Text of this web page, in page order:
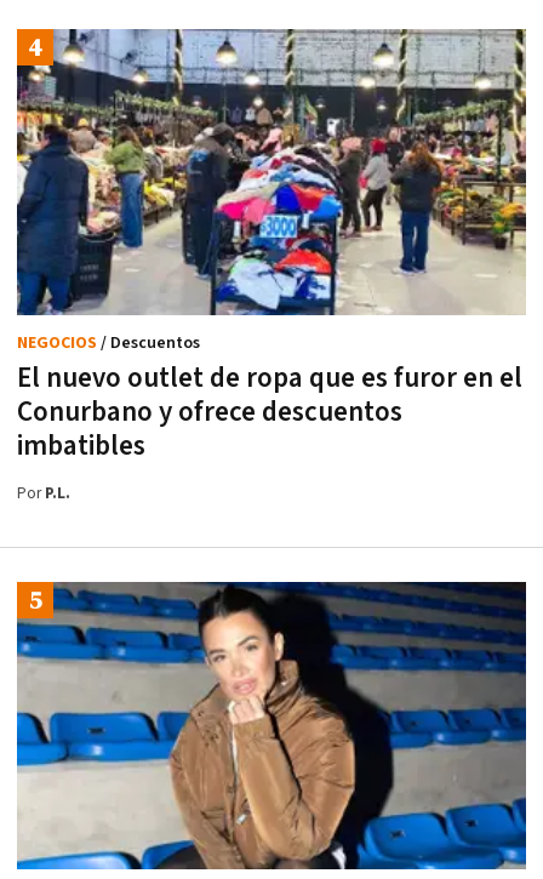
El nuevo outlet de ropa que es furor en el
Conurbano y ofrece descuentos
imbatibles
NEGOCIOS / Descuentos
PorP.L.